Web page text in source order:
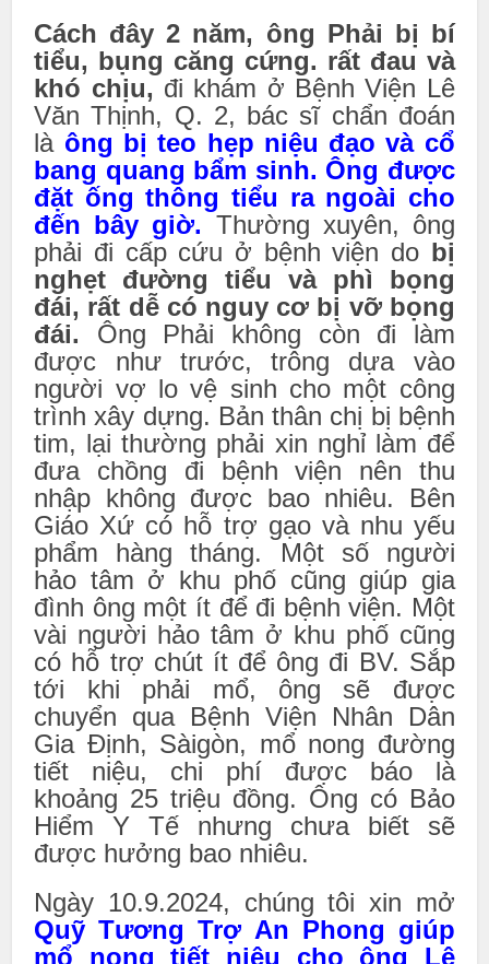
Cách đây 2 năm, ông Phải bị bí
tiểu, bụng căng cứng. rất đau và
khó chịu, đi khám ở Bệnh Viện Lê
Văn Thịnh, Q. 2, bác sĩ chẩn đoán
là ông bị teo hẹp niệu đạo và cổ
bang quang bẩm sinh. Ông được
đặt ống thông tiểu ra ngoài cho
đến bây giờ. Thường xuyên, ông
phải đi cấp cứu ở bệnh viện do bị
nghẹt đường tiểu và phì bọng
đái, rất dễ có nguy cơ bị vỡ bọng
đái. Ông Phải không còn đi làm
được như trước, trông dựa vào
người vợ lo vệ sinh cho một công
trình xây dựng. Bản thân chị bị bệnh
tim, lại thường phải xin nghỉ làm để
đưa chồng đi bệnh viện nên thu
nhập không được bao nhiêu. Bên
Giáo Xứ có hỗ trợ gạo và nhu yếu
phẩm hàng tháng. Một số người
hảo tâm ở khu phố cũng giúp gia
đình ông một ít để đi bệnh viện. Một
vài người hảo tâm ở khu phố cũng
có hỗ trợ chút ít để ông đi BV. Sắp
tới khi phải mổ, ông sẽ được
chuyển qua Bệnh Viện Nhân Dân
Gia Định, Sàigòn, mổ nong đường
tiết niệu, chi phí được báo là
khoảng 25 triệu đồng. Ông có Bảo
Hiểm Y Tế nhưng chưa biết sẽ
được hưởng bao nhiêu.
Ngày 10.9.2024, chúng tôi xin mở
Quỹ Tương Trợ An Phong giúp
mổ nong tiết niệu cho ông Lê